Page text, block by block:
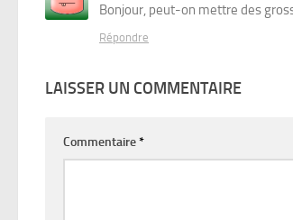
Bonjour, peut-on mettre des
Répondre
LAISSER UN COMMENTAIRE
Commentaire*